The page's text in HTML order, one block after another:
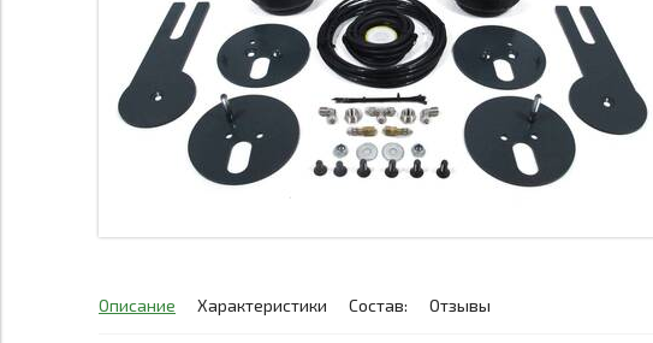
Описание Характеристики Состав: Отзывы